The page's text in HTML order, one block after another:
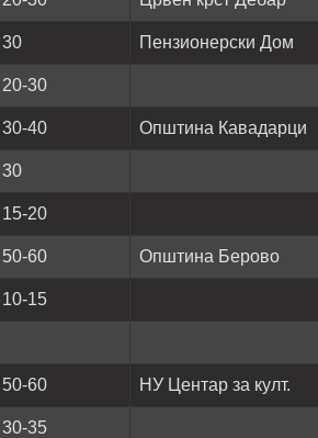
30 Пензионерски Дом
20-30
30-40 Општина Кавадарци
30
15-20
50-60 Општина Берово
10-15
50-60 НУ Центар за култ.
30-35